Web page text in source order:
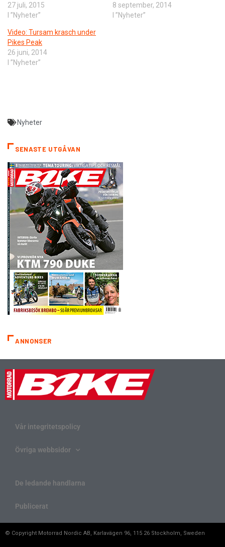
27 juli, 2015
I ”Nyheter”
8 september, 2014
I ”Nyheter”
Video: Tursam krasch under
Pikes Peak
26 juni, 2014
I ”Nyheter”
Nyheter
SENASTE UTGÅVAN
ANNONSER
Vår integritetspolicy
Övriga webbsidor
De ledande handlarna
Publicerat
© Copyright Motorrad Nordic AB, Karlavägen 96, 115 26 Stockholm, Sweden